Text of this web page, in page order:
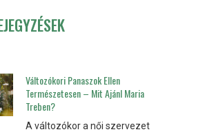
Változókori Panaszok Ellen
Természetesen – Mit Ajánl Maria
Treben?
A változókor a női szervezet